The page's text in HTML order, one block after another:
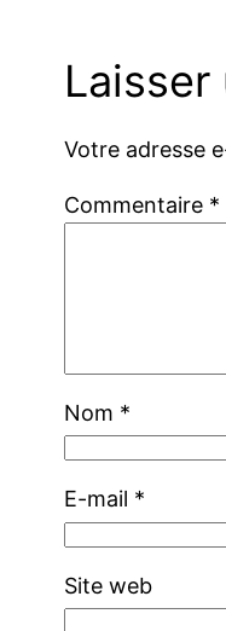
Votre adresse
Commentaire *
Nom *
E-mail *
Site web